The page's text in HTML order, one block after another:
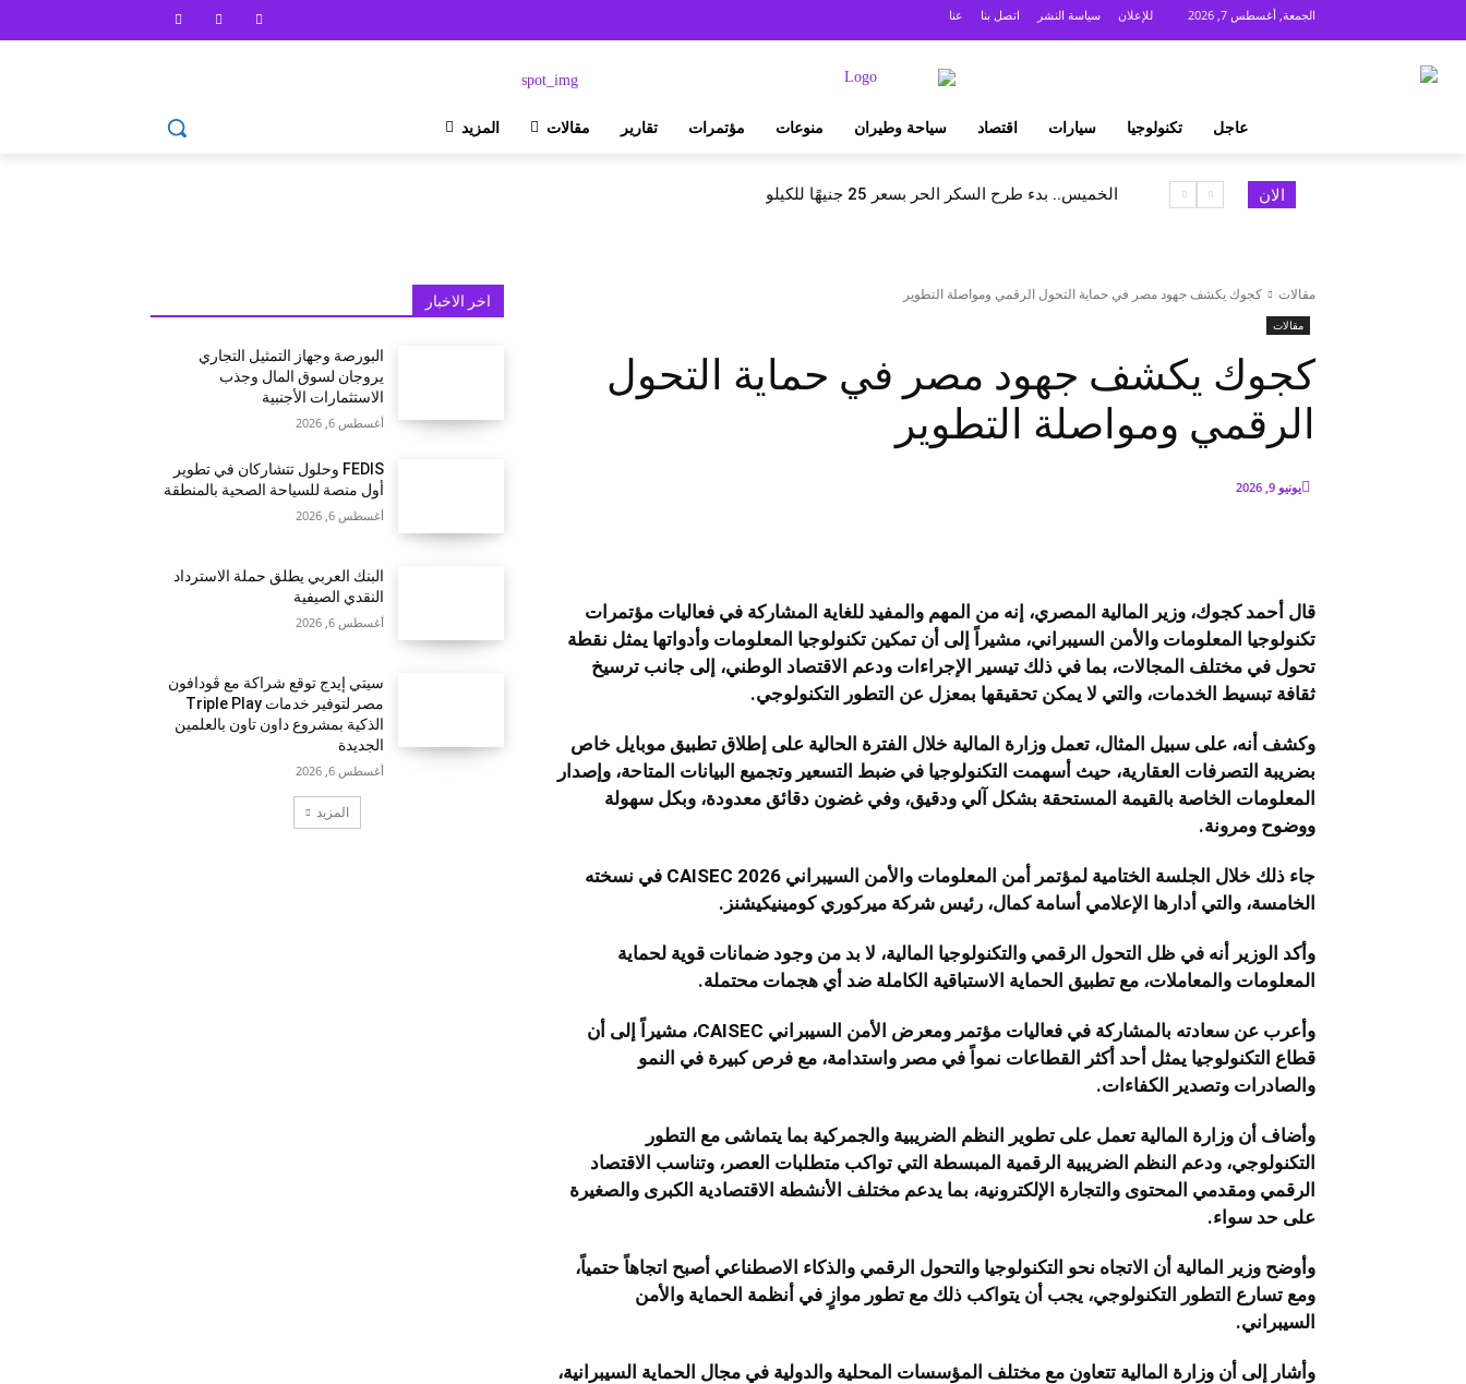
الجمعة, أغسطس 7, 2026 عنا اتصل بنا سياسة النشر للإعلان
عاجل تكنولوجيا سيارات اقتصاد سياحة وطيران منوعات مؤتمرات تقارير مقالات المزيد
الان الخميس.. بدء طرح السكر الحر بسعر 25 جنيهًا للكيلو
اخر الاخبار
البورصة وجهاز التمثيل التجاري
يروجان لسوق المال وجذب
الاستثمارات الأجنبية
أغسطس 6, 2026
FEDIS وحلول تتشاركان في تطوير
أول منصة للسياحة الصحية بالمنطقة
أغسطس 6, 2026
البنك العربي يطلق حملة الاسترداد
النقدي الصيفية
أغسطس 6, 2026
سيتي إيدج توقع شراكة مع ڤودافون
مصر لتوفير خدمات Triple Play
الذكية بمشروع داون تاون بالعلمين
الجديدة
أغسطس 6, 2026
المزيد
مقالات كجوك يكشف جهود مصر في حماية التحول الرقمي ومواصلة التطوير
مقالات
كجوك يكشف جهود مصر في حماية التحول
الرقمي ومواصلة التطوير
يونيو 9, 2026
قال أحمد كجوك، وزير المالية المصري، إنه من المهم والمفيد للغاية المشاركة في فعاليات مؤتمرات
تكنولوجيا المعلومات والأمن السيبراني، مشيراً إلى أن تمكين تكنولوجيا المعلومات وأدواتها يمثل نقطة
تحول في مختلف المجالات، بما في ذلك تيسير الإجراءات ودعم الاقتصاد الوطني، إلى جانب ترسيخ
ثقافة تبسيط الخدمات، والتي لا يمكن تحقيقها بمعزل عن التطور التكنولوجي.
وكشف أنه، على سبيل المثال، تعمل وزارة المالية خلال الفترة الحالية على إطلاق تطبيق موبايل خاص
بضريبة التصرفات العقارية، حيث أسهمت التكنولوجيا في ضبط التسعير وتجميع البيانات المتاحة، وإصدار
المعلومات الخاصة بالقيمة المستحقة بشكل آلي ودقيق، وفي غضون دقائق معدودة، وبكل سهولة
ووضوح ومرونة.
جاء ذلك خلال الجلسة الختامية لمؤتمر أمن المعلومات والأمن السيبراني CAISEC 2026 في نسخته
الخامسة، والتي أدارها الإعلامي أسامة كمال، رئيس شركة ميركوري كومينيكيشنز.
وأكد الوزير أنه في ظل التحول الرقمي والتكنولوجيا المالية، لا بد من وجود ضمانات قوية لحماية
المعلومات والمعاملات، مع تطبيق الحماية الاستباقية الكاملة ضد أي هجمات محتملة.
وأعرب عن سعادته بالمشاركة في فعاليات مؤتمر ومعرض الأمن السيبراني CAISEC، مشيراً إلى أن
قطاع التكنولوجيا يمثل أحد أكثر القطاعات نمواً في مصر واستدامة، مع فرص كبيرة في النمو
والصادرات وتصدير الكفاءات.
وأضاف أن وزارة المالية تعمل على تطوير النظم الضريبية والجمركية بما يتماشى مع التطور
التكنولوجي، ودعم النظم الضريبية الرقمية المبسطة التي تواكب متطلبات العصر، وتناسب الاقتصاد
الرقمي ومقدمي المحتوى والتجارة الإلكترونية، بما يدعم مختلف الأنشطة الاقتصادية الكبرى والصغيرة
على حد سواء.
وأوضح وزير المالية أن الاتجاه نحو التكنولوجيا والتحول الرقمي والذكاء الاصطناعي أصبح اتجاهاً حتمياً،
ومع تسارع التطور التكنولوجي، يجب أن يتواكب ذلك مع تطور موازٍ في أنظمة الحماية والأمن
السيبراني.
وأشار إلى أن وزارة المالية تتعاون مع مختلف المؤسسات المحلية والدولية في مجال الحماية السيبرانية،